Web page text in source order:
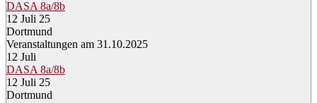
DASA 8a/8b
12 Juli 25
Dortmund
Veranstaltungen am 31.10.2025
12 Juli
DASA 8a/8b
12 Juli 25
Dortmund